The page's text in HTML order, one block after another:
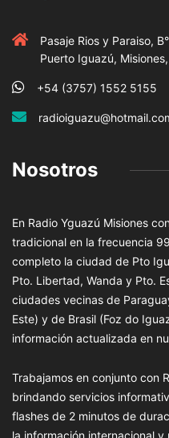
Pasaje Rios y Paraiso,
Puerto Iguazú,
+54 (3757) 1552 5155
Nosotros
En Radio Yguazú Misiones
tradicional en la frecuencia
completo la ciudad de Pto
Pto. Libertad, Wanda y Pto.
ciudades vecinas de
Este) y de Brasil (Foz do
información actualizada en
Trabajamos en conjunto con
brindando servicios
flashes de 2 minutos de